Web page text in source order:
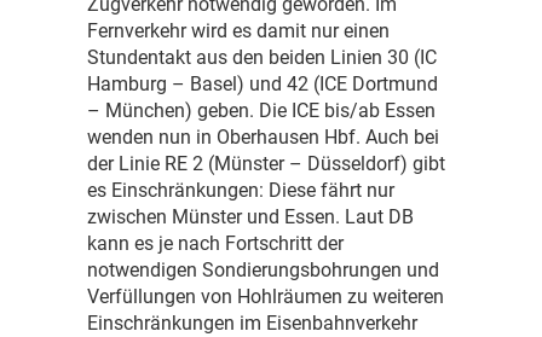
Fernverkehr wird es damit nur einen
Stundentakt aus den beiden Linien 30 (IC
Hamburg – Basel) und 42 (ICE Dortmund
– München) geben. Die ICE bis/ab Essen
wenden nun in Oberhausen Hbf. Auch bei
der Linie RE 2 (Münster – Düsseldorf) gibt
es Einschränkungen: Diese fährt nur
zwischen Münster und Essen. Laut DB
kann es je nach Fortschritt der
notwendigen Sondierungsbohrungen und
Verfüllungen von Hohlräumen zu weiteren
Einschränkungen im Eisenbahnverkehr